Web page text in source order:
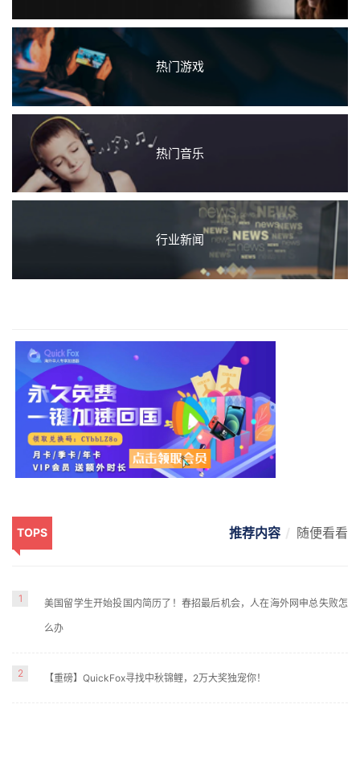
热门游戏
热门音乐
行业新闻
TOPS 推荐内容 随便看看
1 美国留学生开始投国内简历了！春招最后机会，人在海外网申总失败怎
么办
2 【重磅】QuickFox寻找中秋锦鲤，2万大奖独宠你！